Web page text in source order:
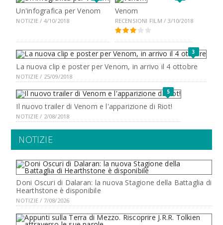
Un'infografica per Venom
NOTIZIE / 4/10/2018
Venom
RECENSIONI FILM / 3/10/2018
3
La nuova clip e poster per Venom, in arrivo il 4 ottobre
NOTIZIE / 25/09/2018
5
Il nuovo trailer di Venom e l'apparizione di Riot!
NOTIZIE / 2/08/2018
NOTIZIE
Doni Oscuri di Dalaran: la nuova Stagione della Battaglia di
Hearthstone è disponibile
NOTIZIE / 7/08/2026